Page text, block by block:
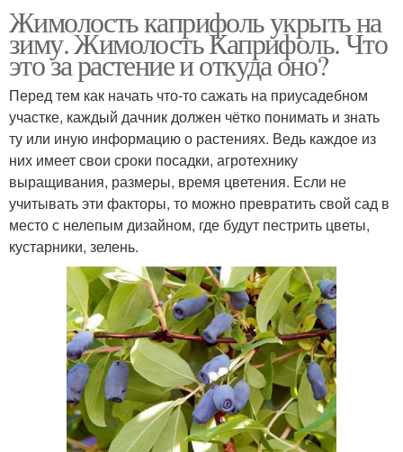
Жимолость каприфоль укрыть на
зиму. Жимолость Каприфоль. Что
это за растение и откуда оно?
Перед тем как начать что-то сажать на приусадебном
участке, каждый дачник должен чётко понимать и знать
ту или иную информацию о растениях. Ведь каждое из
них имеет свои сроки посадки, агротехнику
выращивания, размеры, время цветения. Если не
учитывать эти факторы, то можно превратить свой сад в
место с нелепым дизайном, где будут пестрить цветы,
кустарники, зелень.